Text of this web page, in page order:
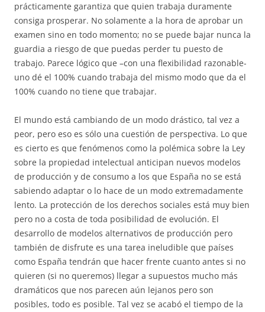
prácticamente garantiza que quien trabaja duramente
consiga prosperar. No solamente a la hora de aprobar un
examen sino en todo momento; no se puede bajar nunca la
guardia a riesgo de que puedas perder tu puesto de
trabajo. Parece lógico que –con una flexibilidad razonable-
uno dé el 100% cuando trabaja del mismo modo que da el
100% cuando no tiene que trabajar.
El mundo está cambiando de un modo drástico, tal vez a
peor, pero eso es sólo una cuestión de perspectiva. Lo que
es cierto es que fenómenos como la polémica sobre la Ley
sobre la propiedad intelectual anticipan nuevos modelos
de producción y de consumo a los que España no se está
sabiendo adaptar o lo hace de un modo extremadamente
lento. La protección de los derechos sociales está muy bien
pero no a costa de toda posibilidad de evolución. El
desarrollo de modelos alternativos de producción pero
también de disfrute es una tarea ineludible que países
como España tendrán que hacer frente cuanto antes si no
quieren (si no queremos) llegar a supuestos mucho más
dramáticos que nos parecen aún lejanos pero son
posibles, todo es posible. Tal vez se acabó el tiempo de la